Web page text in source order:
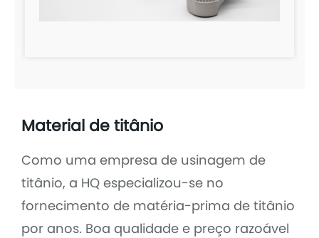
Material de titânio
Como uma empresa de usinagem de
titânio, a HQ especializou-se no
fornecimento de matéria-prima de titânio
por anos. Boa qualidade e preço razoável